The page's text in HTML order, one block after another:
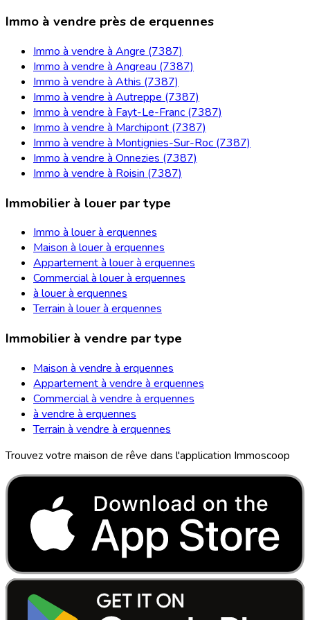
Immo à vendre près de erquennes
Immo à vendre à Angre (7387)
Immo à vendre à Angreau (7387)
Immo à vendre à Athis (7387)
Immo à vendre à Autreppe (7387)
Immo à vendre à Fayt-Le-Franc (7387)
Immo à vendre à Marchipont (7387)
Immo à vendre à Montignies-Sur-Roc (7387)
Immo à vendre à Onnezies (7387)
Immo à vendre à Roisin (7387)
Immobilier à louer par type
Immo à louer à erquennes
Maison à louer à erquennes
Appartement à louer à erquennes
Commercial à louer à erquennes
à louer à erquennes
Terrain à louer à erquennes
Immobilier à vendre par type
Maison à vendre à erquennes
Appartement à vendre à erquennes
Commercial à vendre à erquennes
à vendre à erquennes
Terrain à vendre à erquennes
Trouvez votre maison de rêve dans l'application Immoscoop